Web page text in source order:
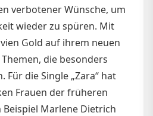
verbotener Wünsche, um
wieder zu spüren. Mit
Gold auf ihrem neuen
die besonders
Für die Single „Zara“ hat
Frauen der früheren
Beispiel Marlene Dietrich